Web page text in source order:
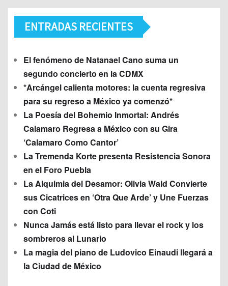
ENTRADAS RECIENTES
El fenómeno de Natanael Cano suma un
segundo concierto en la CDMX
*Arcángel calienta motores: la cuenta regresiva
para su regreso a México ya comenzó*
La Poesía del Bohemio Inmortal: Andrés
Calamaro Regresa a México con su Gira
‘Calamaro Como Cantor’
La Tremenda Korte presenta Resistencia Sonora
en el Foro Puebla
La Alquimia del Desamor: Olivia Wald Convierte
sus Cicatrices en ‘Otra Que Arde’ y Une Fuerzas
con Coti
Nunca Jamás está listo para llevar el rock y los
sombreros al Lunario
La magia del piano de Ludovico Einaudi llegará a
la Ciudad de México